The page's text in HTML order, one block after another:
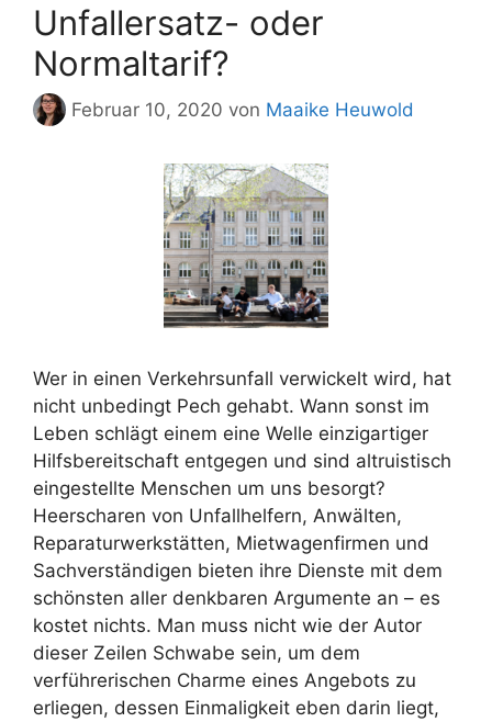
Unfallersatz- oder
Normaltarif?
Februar 10, 2020 von Maaike Heuwold
Wer in einen Verkehrsunfall verwickelt wird, hat
nicht unbedingt Pech gehabt. Wann sonst im
Leben schlägt einem eine Welle einzigartiger
Hilfsbereitschaft entgegen und sind altruistisch
eingestellte Menschen um uns besorgt?
Heerscharen von Unfallhelfern, Anwälten,
Reparaturwerkstätten, Mietwagenfirmen und
Sachverständigen bieten ihre Dienste mit dem
schönsten aller denkbaren Argumente an – es
kostet nichts. Man muss nicht wie der Autor
dieser Zeilen Schwabe sein, um dem
verführerischen Charme eines Angebots zu
erliegen, dessen Einmaligkeit eben darin liegt,